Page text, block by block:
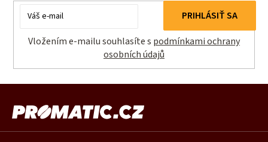
Email
Vložením e-mailu souhlasíte s podmínkami ochrany
osobních údajů
PRIHLÁSIŤ SA
p